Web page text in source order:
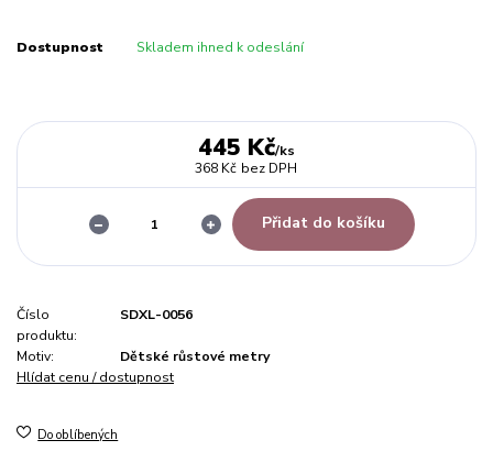
Dostupnost Skladem ihned k odeslání
445 Kč/ks
368 Kč bez DPH
Přidat do košíku
Číslo
produktu:
SDXL-0056
Motiv:
Dětské růstové metry
Hlídat cenu / dostupnost
Do oblíbených